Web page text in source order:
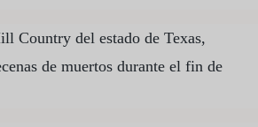
Country del estado de Texas,
de muertos durante el fin de